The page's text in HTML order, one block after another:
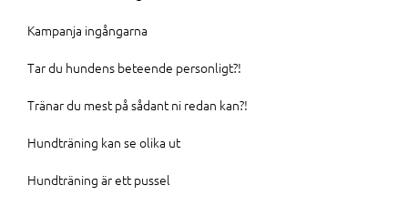
Kampanja ingångarna
Tar du hundens beteende personligt?!
Tränar du mest på sådant ni redan kan?!
Hundträning kan se olika ut
Hundträning är ett pussel